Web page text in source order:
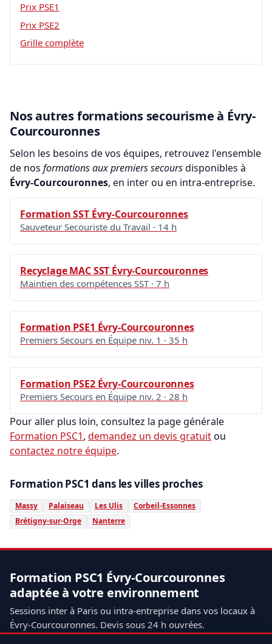
Prix PSE1
Prix PSE2
Grille complète
Nos autres formations secourisme à Évry-
Courcouronnes
Selon les besoins de vos équipes, retrouvez l'ensemble
de nos formations aux premiers secoursdisponibles à
Évry-Courcouronnes, en inter ou en intra-entreprise.
Formation SST Évry-Courcouronnes
Sauveteur Secouriste du Travail · 14 h
Recyclage MAC SST Évry-Courcouronnes
Maintien des compétences SST · 7 h
Formation PSE1 Évry-Courcouronnes
Premiers Secours en Équipe niv. 1 · 35 h
Formation PSE2 Évry-Courcouronnes
Premiers Secours en Équipe niv. 2 · 28 h
Pour aller plus loin, consultez la page générale
Formation PSC1, demandez un devis gratuitou
contactez notre équipe.
Formation PSC1 dans les villes proches
Massy Palaiseau Les Ulis
Corbeil-Essonnes
Brétigny-sur-Orge
Nanterre
Formation PSC1 Évry-Courcouronnes
adaptée à votre environnement
Sessions inter à Paris ou intra-entreprise dans vos locaux à
Évry-Courcouronnes. Devis sous 24 h ouvrées.